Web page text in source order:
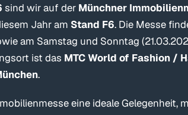
sind wir auf der Münchner
Jahr am Stand F6. Die Messe
am Samstag und Sonntag
ist das MTC World of Fashion /
.
eine ideale Gelegenheit,